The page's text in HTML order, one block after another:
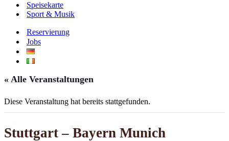
Speisekarte
Sport & Musik
Reservierung
Jobs
« Alle Veranstaltungen
Diese Veranstaltung hat bereits stattgefunden.
Stuttgart – Bayern Munich